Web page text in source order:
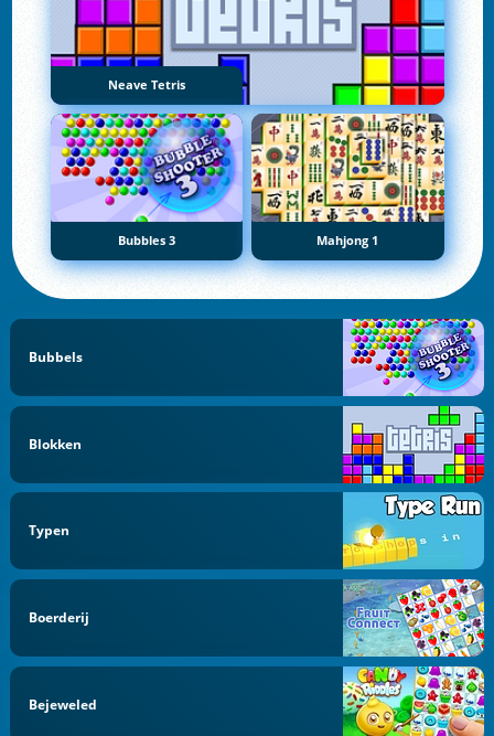
Neave Tetris
Bubbles 3 Mahjong 1
Bubbels
Blokken
Typen
Boerderij
Bejeweled